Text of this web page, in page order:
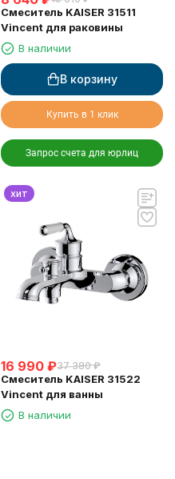
Смеситель KAISER 31511
Vincent для раковины
В наличии
В корзину
Купить в 1 клик
Запрос счета для юрлиц
хит
16 990 ₽37 380 ₽
Смеситель KAISER 31522
Vincent для ванны
В наличии